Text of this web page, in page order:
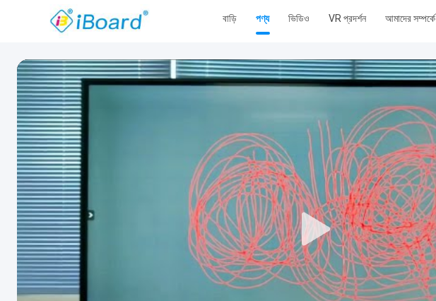
বাড়ি পণ্য ভিডিও VR প্রদর্শন আমাদের সম্পর্কে